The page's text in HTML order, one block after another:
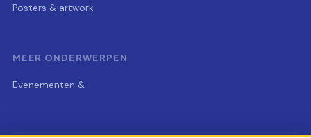
Posters & artwork
MEER ONDERWERPEN
Evenementen &